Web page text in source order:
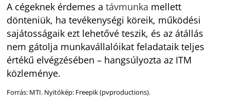
A cégeknek érdemes atávmunka mellett
dönteniük, ha tevékenységi köreik, működési
sajátosságaik ezt lehetővé teszik, és az átállás
nem gátolja munkavállalóikat feladataik teljes
értékű elvégzésében – hangsúlyozta az ITM
közleménye.
Forrás: MTI. Nyitókép: Freepik (pvproductions).